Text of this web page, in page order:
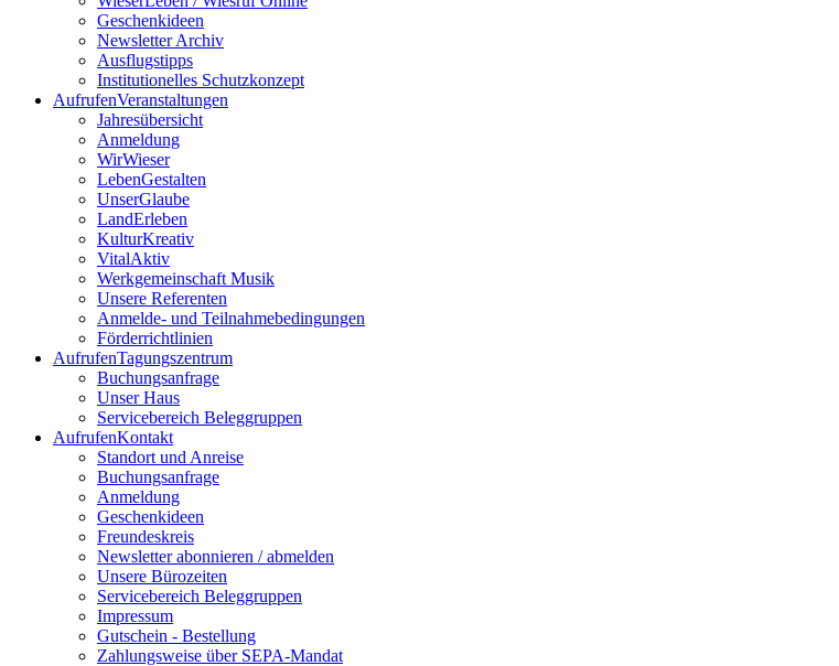
Geschenkideen
Newsletter Archiv
Ausflugstipps
Institutionelles Schutzkonzept
AufrufenVeranstaltungen
Jahresübersicht
Anmeldung
WirWieser
LebenGestalten
UnserGlaube
LandErleben
KulturKreativ
VitalAktiv
Werkgemeinschaft Musik
Unsere Referenten
Anmelde- und Teilnahmebedingungen
Förderrichtlinien
AufrufenTagungszentrum
Buchungsanfrage
Unser Haus
Servicebereich Beleggruppen
AufrufenKontakt
Standort und Anreise
Buchungsanfrage
Anmeldung
Geschenkideen
Freundeskreis
Newsletter abonnieren / abmelden
Unsere Bürozeiten
Servicebereich Beleggruppen
Impressum
Gutschein - Bestellung
Zahlungsweise über SEPA-Mandat